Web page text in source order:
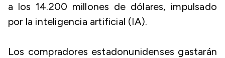
a los 14.200 millones de dólares, impulsado
por la inteligencia artificial (IA).
Los compradores estadonunidenses gastarán